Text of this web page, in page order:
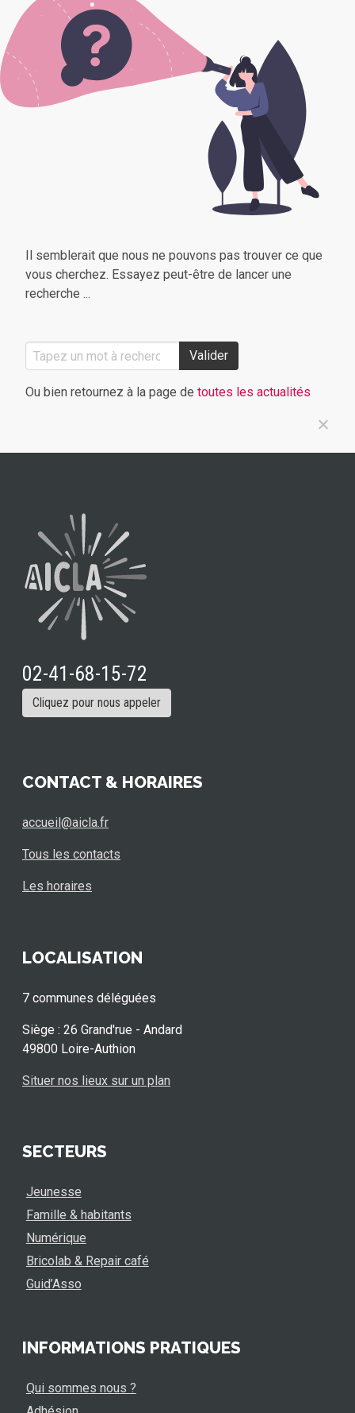
Il semblerait que nous ne pouvons pas trouver ce que
vous cherchez. Essayez peut-être de lancer une
recherche ...
Valider
Ou bien retournez à la page de toutes les actualités
02-41-68-15-72
Cliquez pour nous appeler
CONTACT & HORAIRES
accueil@aicla.fr
Tous les contacts
Les horaires
LOCALISATION
7 communes déléguées
Siège : 26 Grand'rue - Andard
49800 Loire-Authion
Situer nos lieux sur un plan
SECTEURS
Jeunesse
Famille & habitants
Numérique
Bricolab & Repair café
Guid’Asso
INFORMATIONS PRATIQUES
Qui sommes nous ?